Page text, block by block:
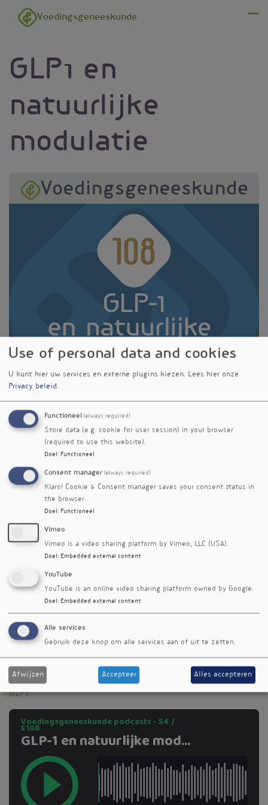
Overslaan en naar de inhoud gaan
Voedingsgeneeskunde
GLP1 en
natuurlijke
modulatie
Medisch bioloog Remco Verkaik verheldert de
werking van GLP1, de hype en beperkingen rond
synthetische GLP1-agonisten zoals Ozempic, en
de kansen van natuurlijke modulatie via
voeding en leefstijl.
In gesprek met Ivonne Pappot geeft hij in deze
korte nieuwspodcast een heldere update voor
iedere professional die metabole gezondheid
écht goed wil doorgronden.
Publicatiedatum
11 december 2025
metabool syndroom
medicatie
eetlust
Gerefereerd artikel
GLP1
Use of personal data and cookies
U kunt hier uw services en externe plugins kiezen. Lees hier onze
Privacy beleid.
Functioneel (always required)
Store data (e.g. cookie for user session) in your browser
(required to use this website).
Doel : Functioneel
Consent manager (always required)
Klaro! Cookie & Consent manager saves your consent status in
the browser.
Doel : Functioneel
Vimeo
Vimeo is a video sharing platform by Vimeo, LLC (USA).
Doel : Embedded external content
YouTube
YouTube is an online video sharing platform owned by Google.
Doel : Embedded external content
Alle services
Gebruik deze knop om alle services aan of uit te zetten.
Afwijzen Accepteer Alles accepteren